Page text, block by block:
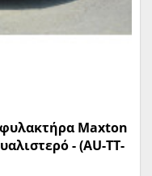
Maxton
- (AU-TT-